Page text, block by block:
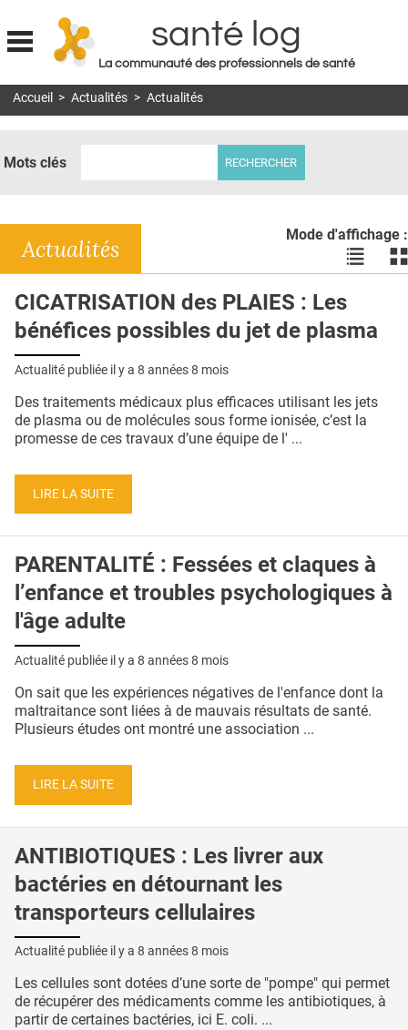
Jump to navigation
santé log
La communauté des professionnels de santé
MON COMPTE
DOSSIERS
RÉSEAUX
E-REVUE SAD
QUI SOMMES-NOUS ?
CONDITIONS GÉNÉRALES
CRÉDITS
Accueil > Actualités > Actualités
Mots clés
Mode d'affichage :
Voir
les
liste
les
Actualités
CICATRISATION des PLAIES : Les
bénéfices possibles du jet de plasma
Actualité publiée il y a 8 années 8 mois
Des traitements médicaux plus efficaces utilisant les jets
de plasma ou de molécules sous forme ionisée, c’est la
promesse de ces travaux d’une équipe de l' ...
LIRE LA SUITE
PARENTALITÉ : Fessées et claques à
l’enfance et troubles psychologiques à
l'âge adulte
Actualité publiée il y a 8 années 8 mois
On sait que les expériences négatives de l'enfance dont la
maltraitance sont liées à de mauvais résultats de santé.
Plusieurs études ont montré une association ...
LIRE LA SUITE
ANTIBIOTIQUES : Les livrer aux
bactéries en détournant les
transporteurs cellulaires
Actualité publiée il y a 8 années 8 mois
Les cellules sont dotées d’une sorte de "pompe" qui permet
de récupérer des médicaments comme les antibiotiques, à
partir de certaines bactéries, ici E. coli. ...